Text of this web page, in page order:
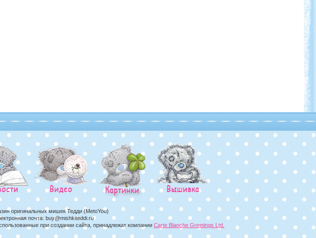
оригинальных мишек Тедди (MetoYou)
почта: buy@mishkiteddi.ru
при создании сайта, принадлежат компании Carte Blanche Greetings Ltd.